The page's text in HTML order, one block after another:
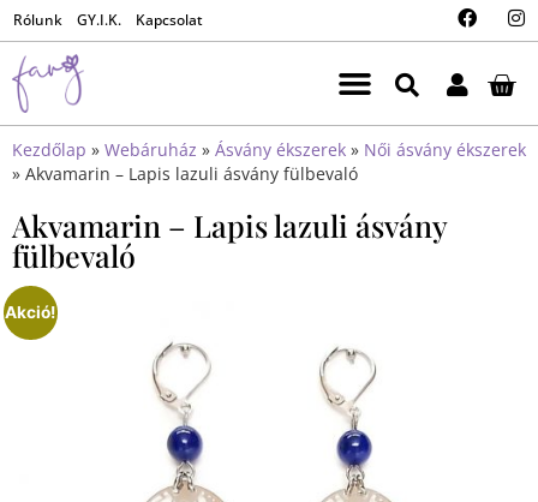
Rólunk GY.I.K. Kapcsolat
Kezdőlap » Webáruház » Ásvány ékszerek » Női ásvány ékszerek
» Akvamarin – Lapis lazuli ásvány fülbevaló
Akvamarin – Lapis lazuli ásvány
fülbevaló
Akció!